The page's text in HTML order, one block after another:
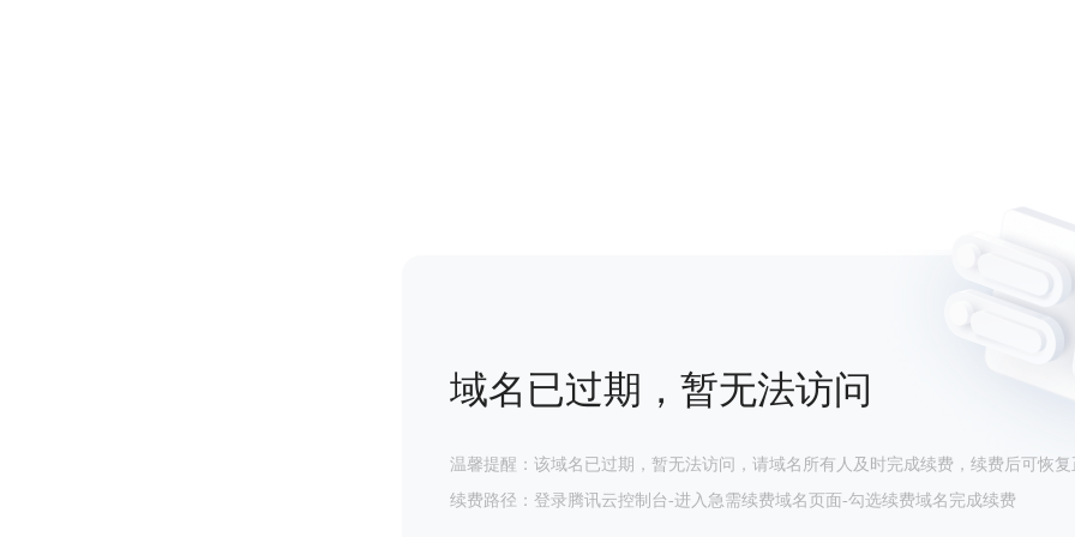
域名已过期，暂无法访问
温馨提醒：该域名已过期，暂无法访问，请域名所有人及时完成续费，续费后可恢复
续费路径：登录腾讯云控制台-进入急需续费域名页面-勾选续费域名完成续费